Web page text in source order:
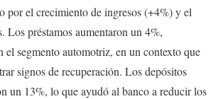
por el crecimiento de ingresos (+4%) y el
Los préstamos aumentaron un 4%,
el segmento automotriz, en un contexto que
signos de recuperación. Los depósitos
un 13%, lo que ayudó al banco a reducir los